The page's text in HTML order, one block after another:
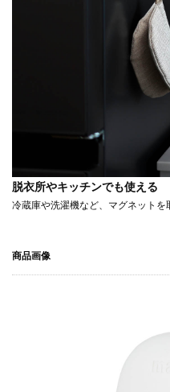
脱衣所やキッチンでも使える
冷蔵庫や洗濯機など、マグネットを
商品画像